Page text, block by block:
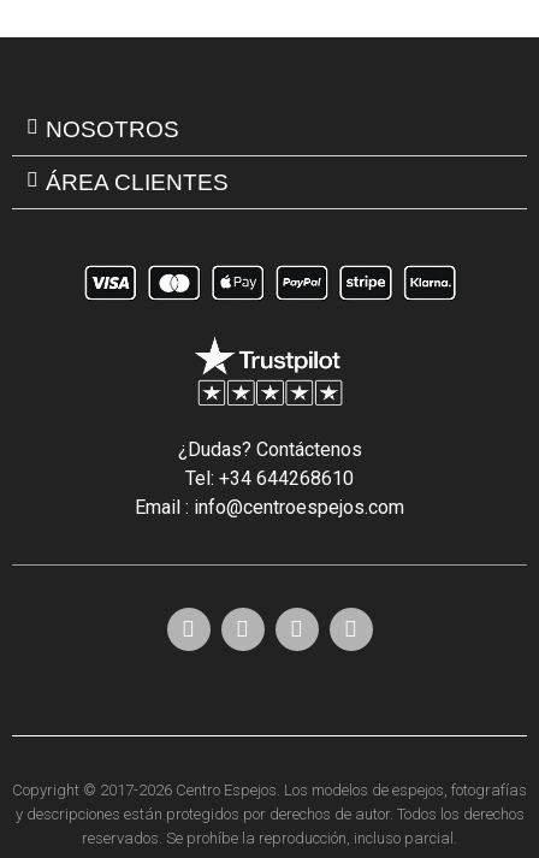
NOSOTROS
ÁREA CLIENTES
¿Dudas? Contáctenos
Tel: +34 644268610
Email : info@centroespejos.com
Copyright © 2017-2026 Centro Espejos. Los modelos de espejos, fotografías
y descripciones están protegidos por derechos de autor. Todos los derechos
reservados. Se prohíbe la reproducción, incluso parcial.